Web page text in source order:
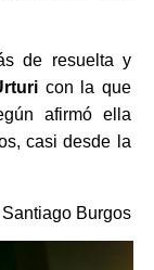
de resuelta y
con la que
afirmó ella
casi desde la
Santiago Burgos